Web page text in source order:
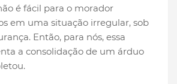
é fácil para o morador
em uma situação irregular, sob
Então, para nós, essa
a consolidação de um árduo